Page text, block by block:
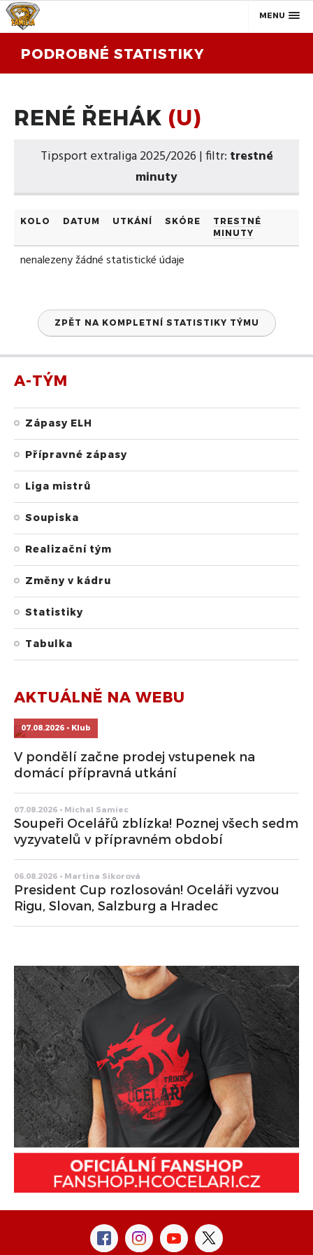
MENU
PODROBNÉ STATISTIKY
RENÉ ŘEHÁK (U)
Tipsport extraliga 2025/2026 | filtr: trestné
minuty
KOLO DATUM UTKÁNÍ SKÓRE
TRESTNÉ
MINUTY
nenalezeny žádné statistické údaje
ZPĚT NA KOMPLETNÍ STATISTIKY TÝMU
A-TÝM
Zápasy ELH
Přípravné zápasy
Liga mistrů
Soupiska
Realizační tým
Změny v kádru
Statistiky
Tabulka
AKTUÁLNĚ NA WEBU
07.08.2026 • Klub
V pondělí začne prodej vstupenek na
domácí přípravná utkání
07.08.2026 • Michal Samiec
Soupeři Ocelářů zblízka! Poznej všech sedm
vyzyvatelů v přípravném období
06.08.2026 • Martina Sikorová
President Cup rozlosován! Oceláři vyzvou
Rigu, Slovan, Salzburg a Hradec